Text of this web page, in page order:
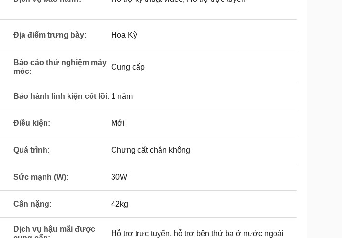
Địa điểm trưng bày: Hoa Kỳ
Báo cáo thử nghiệm máy
móc:
Cung cấp
Bảo hành linh kiện cốt lõi: 1 năm
Điều kiện: Mới
Quá trình: Chưng cất chân không
Sức mạnh (W): 30W
Cân nặng: 42kg
Dịch vụ hậu mãi được
Hỗ trợ trực tuyến, hỗ trợ bên thứ ba ở nước ngoài